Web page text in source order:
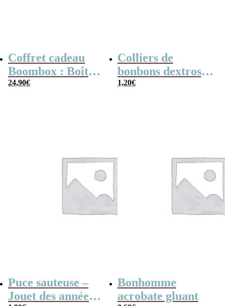
Coffret cadeau
Boombox : Boîte
bonbons des
24,90€
Colliers de
bonbons dextrose
x2
1,20€
Puce sauteuse –
Jouet des années
Bonhomme
acrobate gluant